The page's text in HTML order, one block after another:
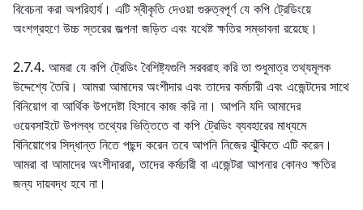
বিবেচনা করা অপরিহার্য। এটি স্বীকৃতি দেওয়া গুরুত্বপূর্ণ যে কপি ট্রেডিংয়ে
অংশগ্রহণে উচ্চ স্তরের জল্পনা জড়িত এবং যথেষ্ট ক্ষতির সম্ভাবনা রয়েছে।
2.7.4. আমরা যে কপি ট্রেডিং বৈশিষ্ট্যগুলি সরবরাহ করি তা শুধুমাত্র তথ্যমূলক
উদ্দেশ্যে তৈরি। আমরা আমাদের অংশীদার এবং তাদের কর্মচারী এবং এজেন্টদের সাথে
বিনিয়োগ বা আর্থিক উপদেষ্টা হিসাবে কাজ করি না। আপনি যদি আমাদের
ওয়েবসাইটে উপলব্ধ তথ্যের ভিত্তিতে বা কপি ট্রেডিং ব্যবহারের মাধ্যমে
বিনিয়োগের সিদ্ধান্ত নিতে পছন্দ করেন তবে আপনি নিজের ঝুঁকিতে এটি করেন।
আমরা বা আমাদের অংশীদাররা, তাদের কর্মচারী বা এজেন্টরা আপনার কোনও ক্ষতির
জন্য দায়বদ্ধ হবে না।